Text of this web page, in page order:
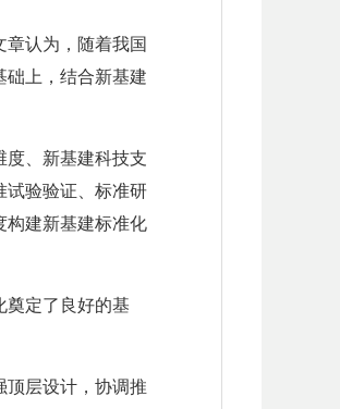
认为，随着我国
础上，结合新基建
度、新基建科技支
试验验证、标准研
构建新基建标准化
奠定了良好的基
顶层设计，协调推